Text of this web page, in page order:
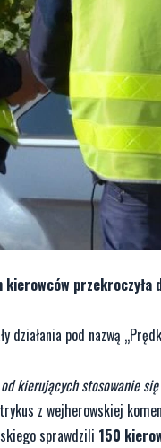
kierowców
działania pod nazwą
kierujących stosowanie
z wejherowskiej
sprawdzili 150